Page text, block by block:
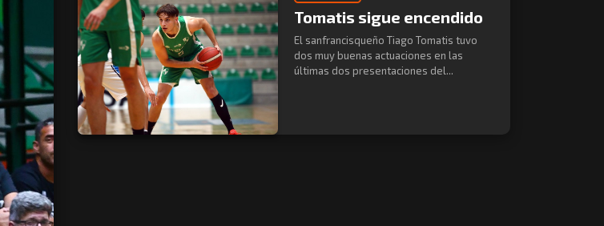
Tomatis sigue encendido
El sanfrancisqueño Tiago Tomatis tuvo
dos muy buenas actuaciones en las
últimas dos presentaciones del...